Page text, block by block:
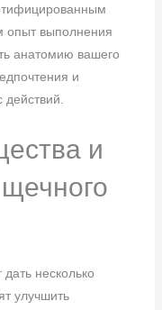
опыт выполнения
анатомию вашего
и
и
несколько
улучшить